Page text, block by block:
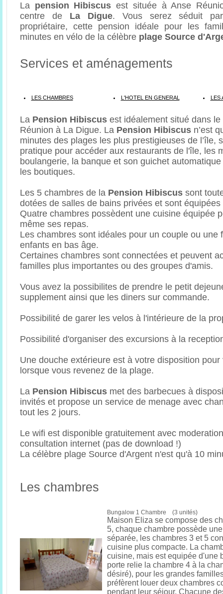
La pension Hibiscus est située à Anse
centre de La Digue. Vous serez séduit
propriétaire, cette pension idéale pour les
minutes en vélo de la célèbre plage Source
Services et aménagements
LES CHAMBRES L'HOTEL EN GENERAL
La Pension Hibiscus est idéalement situé dans le
Réunion à La Digue. La Pension Hibiscus n’est
minutes des plages les plus prestigieuses de l’île,
pratique pour accéder aux restaurants de l'île, les
boulangerie, la banque et son guichet
les boutiques.
Les 5 chambres de la Pension Hibiscus sont
dotées de salles de bains privées et sont
Quatre chambres possèdent une cuisine équipée
même ses repas.
Les chambres sont idéales pour un couple ou une
enfants en bas âge.
Certaines chambres sont connectées et peuvent
familles plus importantes ou des groupes d'amis.
Vous avez la possibilites de prendre le petit
supplement ainsi que les diners sur commande.
Possibilité de garer les velos à l'intérieure de la
Possibilité d'organiser des excursions à la
Une douche extérieure est à votre disposition pour
lorsque vous revenez de la plage.
La Pension Hibiscus met des barbecues à
invités et propose un service de menage avec
tout les 2 jours.
Le wifi est disponible gratuitement avec
consultation internet (pas de download !)
La célèbre plage Source d'Argent n'est qu'à 10
Les chambres
Bungalow 1 Chambre (3 unités)
Maison Eliza se compose des
5, chaque chambre possède
séparée, les chambres 3 et 5
cuisine plus compacte. La
cuisine, mais est equipée d'une
porte relie la chambre 4 à la
désiré), pour les grandes
préfèrent louer deux chambres
pendant leur séjour. Chacune